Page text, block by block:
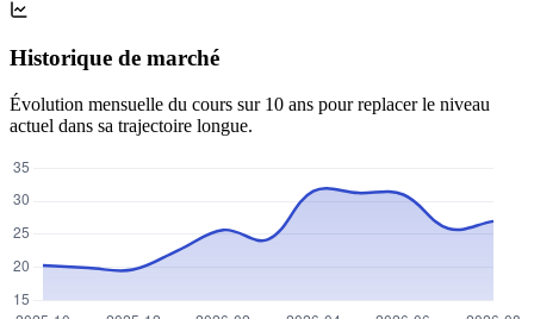
Historique de marché
Évolution mensuelle du cours sur 10 ans pour replacer le niveau
actuel dans sa trajectoire longue.